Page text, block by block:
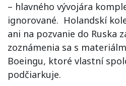
– hlavného vývojára
ignorované. Holandskí
ani na pozvanie do Ruska
zoznámenia sa s
Boeingu, ktoré vlastní
podčiarkuje.